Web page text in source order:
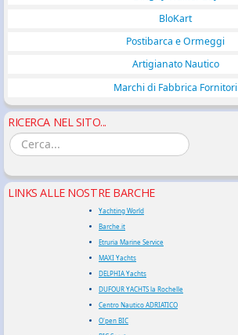
BloKart
Postibarca e Ormeggi
Artigianato Nautico
Marchi di Fabbrica Fornitori
RICERCA NEL SITO...
LINKS ALLE NOSTRE BARCHE
Yachting World
Barche.it
Etruria Marine Service
MAXI Yachts
DELPHIA Yachts
DUFOUR YACHTS la Rochelle
Centro Nautico ADRIATICO
O'pen BIC